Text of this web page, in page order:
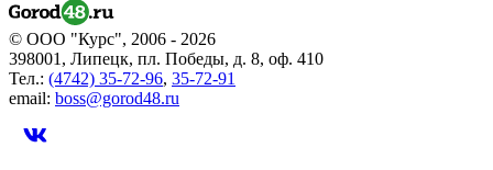
© ООО "Курс", 2006 - 2026
398001, Липецк, пл. Победы, д. 8, оф. 410
Тел.: (4742) 35-72-96, 35-72-91
email: boss@gorod48.ru